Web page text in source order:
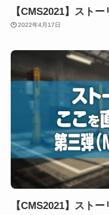
【CMS2021】スト
2022年4月17日
【CMS2021】スト